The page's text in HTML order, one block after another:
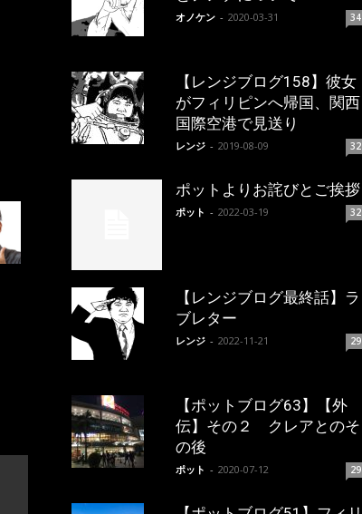
オノケン - 2020-03-31 34
【レンジブログ158】彼女
がフィリピンへ帰国、関西
国際空港で見送り
レンジ - 2019-08-09 32
ポットよりお詫びとご挨拶
ポット - 2022-03-19 32
【レンジブログ最終話】ラ
ブレター
レンジ - 2022-11-21 29
【ポットブログ63】【外
伝】その２ クレアとのそ
の後
ポット - 2020-07-12 29